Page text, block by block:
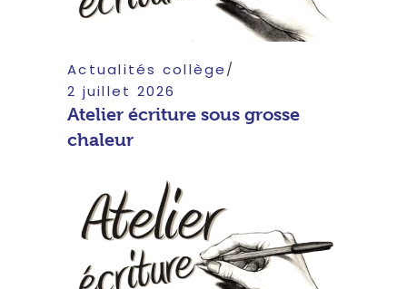
Actualités collège
2 juillet 2026
Atelier écriture sous grosse
chaleur